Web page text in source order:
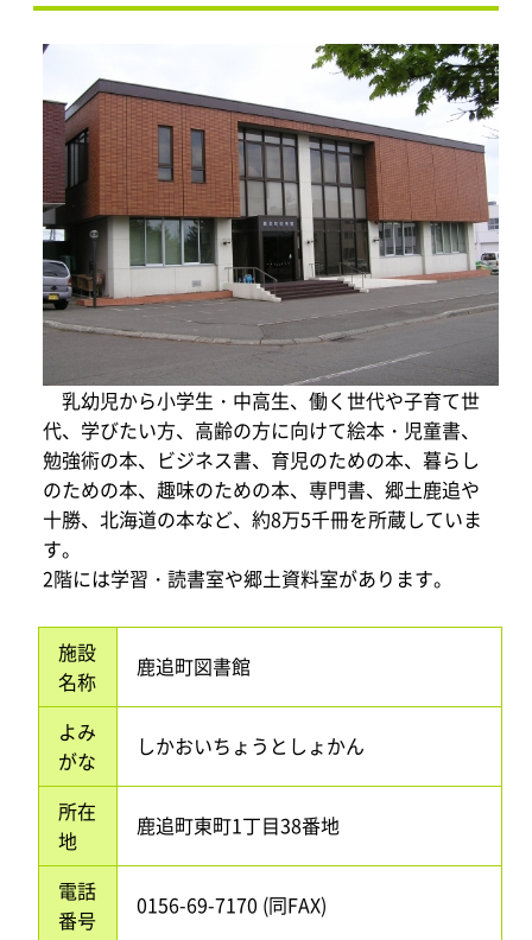
乳幼児から小学生・中高生、働く世代や子育て世
代、学びたい方、高齢の方に向けて絵本・児童書、
勉強術の本、ビジネス書、育児のための本、暮らし
のための本、趣味のための本、専門書、郷土鹿追や
十勝、北海道の本など、約8万5千冊を所蔵していま
す。
2階には学習・読書室や郷土資料室があります。
施設
名称
鹿追町図書館
よみ
がな
しかおいちょうとしょかん
所在
地
鹿追町東町1丁目38番地
電話
番号
0156-69-7170 (同FAX)